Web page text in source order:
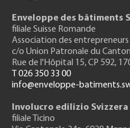
Enveloppe des bâtiments
filiale Suisse Romande
Association des entrepreneurs
c/o Union Patronale du
Rue de l'Hôpital 15, CP 592,
T 026 350 33 00
info@enveloppe-
Involucro edilizio Svizzera
filiale Ticino